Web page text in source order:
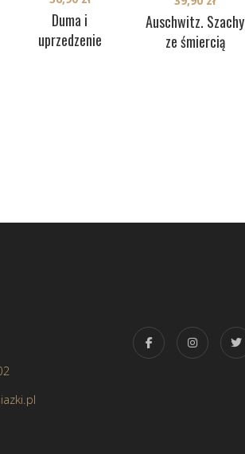
Duma i
uprzedzenie
Auschwitz. Szachy
ze śmiercią